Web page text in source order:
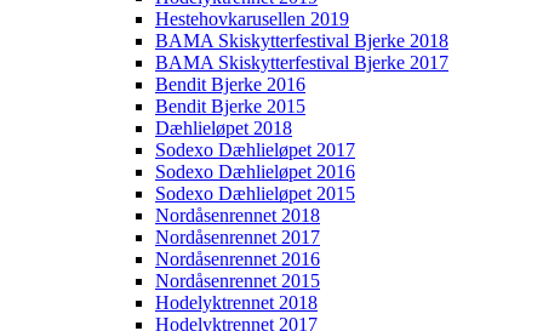
Hestehovkarusellen 2019
BAMA Skiskytterfestival Bjerke 2018
BAMA Skiskytterfestival Bjerke 2017
Bendit Bjerke 2016
Bendit Bjerke 2015
Dæhlieløpet 2018
Sodexo Dæhlieløpet 2017
Sodexo Dæhlieløpet 2016
Sodexo Dæhlieløpet 2015
Nordåsenrennet 2018
Nordåsenrennet 2017
Nordåsenrennet 2016
Nordåsenrennet 2015
Hodelyktrennet 2018
Hodelyktrennet 2017